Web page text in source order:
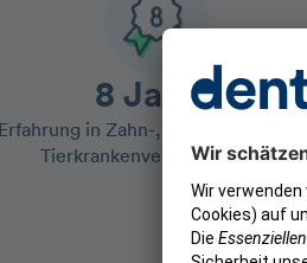
8 Jahre
Erfahrung in Zahn-, Gesundheits- und
Tierkrankenversicherungen